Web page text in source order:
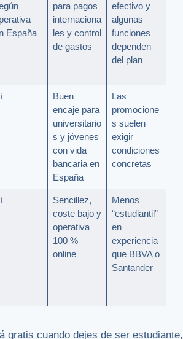
España
para pagos
internaciona
les y control
de gastos
efectivo y
algunas
funciones
dependen
del plan
Buen
encaje para
universitario
s y jóvenes
con vida
bancaria en
España
Las
promocione
s suelen
exigir
condiciones
concretas
Sencillez,
coste bajo y
operativa
100 %
online
Menos
“estudiantil”
en
experiencia
que BBVA o
Santander
gratis cuando dejes de ser estudiante,